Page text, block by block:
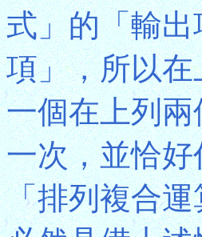
式」的「輸
項」，所以
一個在上列
一次，並恰
「排列複合